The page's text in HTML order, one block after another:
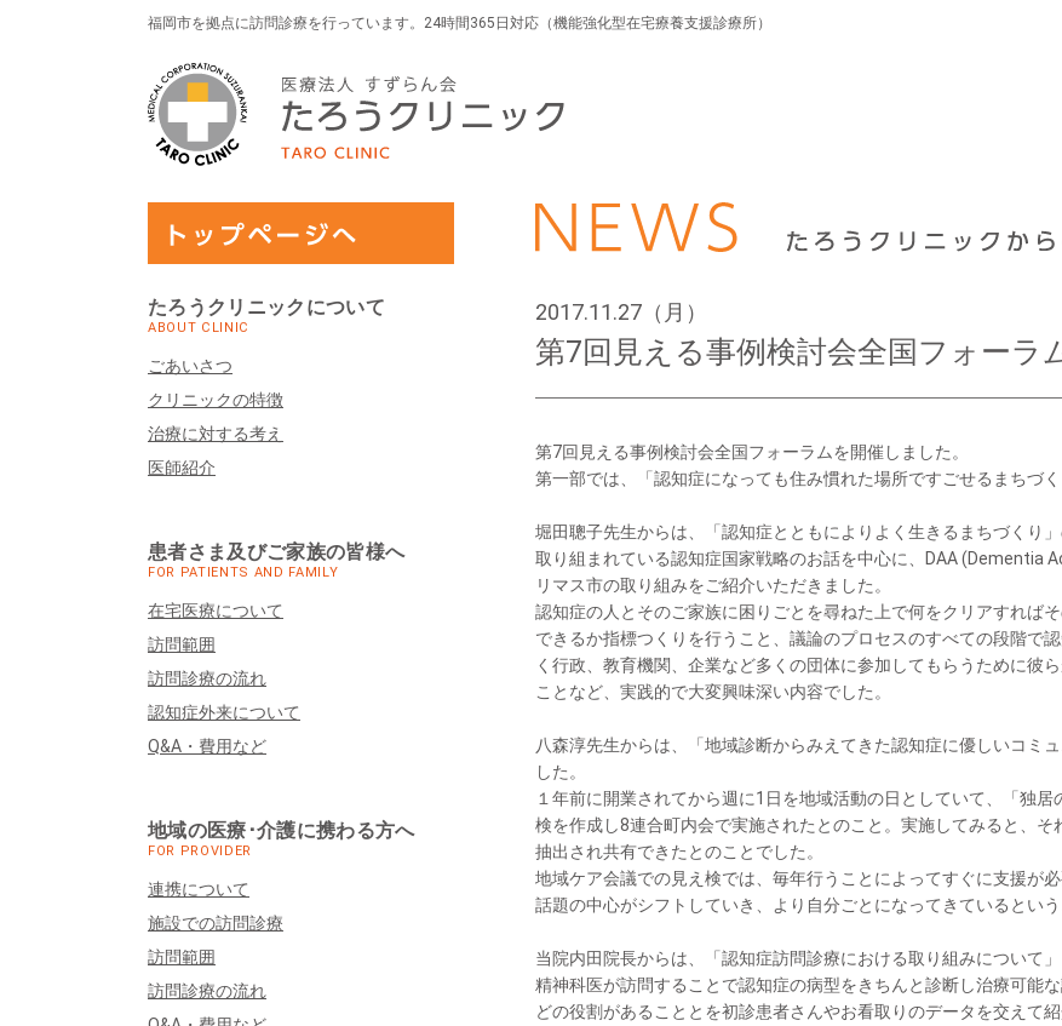
福岡市を拠点に訪問診療を行っています。24時間365日対応（機能強化型在宅療養支援診療所）
たろうクリニックについて
ABOUT CLINIC
ごあいさつ
クリニックの特徴
治療に対する考え
医師紹介
患者さま及びご家族の皆様へ
FOR PATIENTS AND FAMILY
在宅医療について
訪問範囲
訪問診療の流れ
認知症外来について
Q&A・費用など
地域の医療･介護に携わる方へ
FOR PROVIDER
連携について
施設での訪問診療
訪問範囲
訪問診療の流れ
2017.11.27（月）
第7回見える事例検討会全国フォーラ
第7回見える事例検討会全国フォーラムを開催しました。
第一部では、「認知症になっても住み慣れた場所ですごせるまちづ
堀田聰子先生からは、「認知症とともによりよく生きるまちづくり
取り組まれている認知症国家戦略のお話を中心に、DAA (Dementia
リマス市の取り組みをご紹介いただきました。
認知症の人とそのご家族に困りごとを尋ねた上で何をクリアすれば
できるか指標つくりを行うこと、議論のプロセスのすべての段階で
く行政、教育機関、企業など多くの団体に参加してもらうために彼
ことなど、実践的で大変興味深い内容でした。
八森淳先生からは、「地域診断からみえてきた認知症に優しいコミ
した。
１年前に開業されてから週に1日を地域活動の日としていて、「独
検を作成し8連合町内会で実施されたとのこと。実施してみると、
抽出され共有できたとのことでした。
地域ケア会議での見え検では、毎年行うことによってすぐに支援が
話題の中心がシフトしていき、より自分ごとになってきているという
当院内田院長からは、「認知症訪問診療における取り組みについて
精神科医が訪問することで認知症の病型をきちんと診断し治療可能
どの役割があることとを初診患者さんやお看取りのデータを交えて